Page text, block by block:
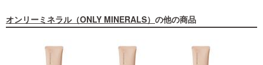
オンリーミネラル（ONLY MINERALS） の他の商品